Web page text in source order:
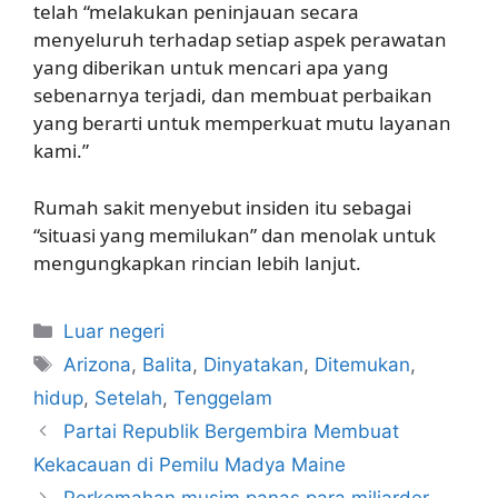
telah “melakukan peninjauan secara
menyeluruh terhadap setiap aspek perawatan
yang diberikan untuk mencari apa yang
sebenarnya terjadi, dan membuat perbaikan
yang berarti untuk memperkuat mutu layanan
kami.”
Rumah sakit menyebut insiden itu sebagai
“situasi yang memilukan” dan menolak untuk
mengungkapkan rincian lebih lanjut.
Kategori
Luar negeri
Tag
Arizona, Balita, Dinyatakan, Ditemukan,
hidup, Setelah, Tenggelam
Partai Republik Bergembira Membuat
Kekacauan di Pemilu Madya Maine